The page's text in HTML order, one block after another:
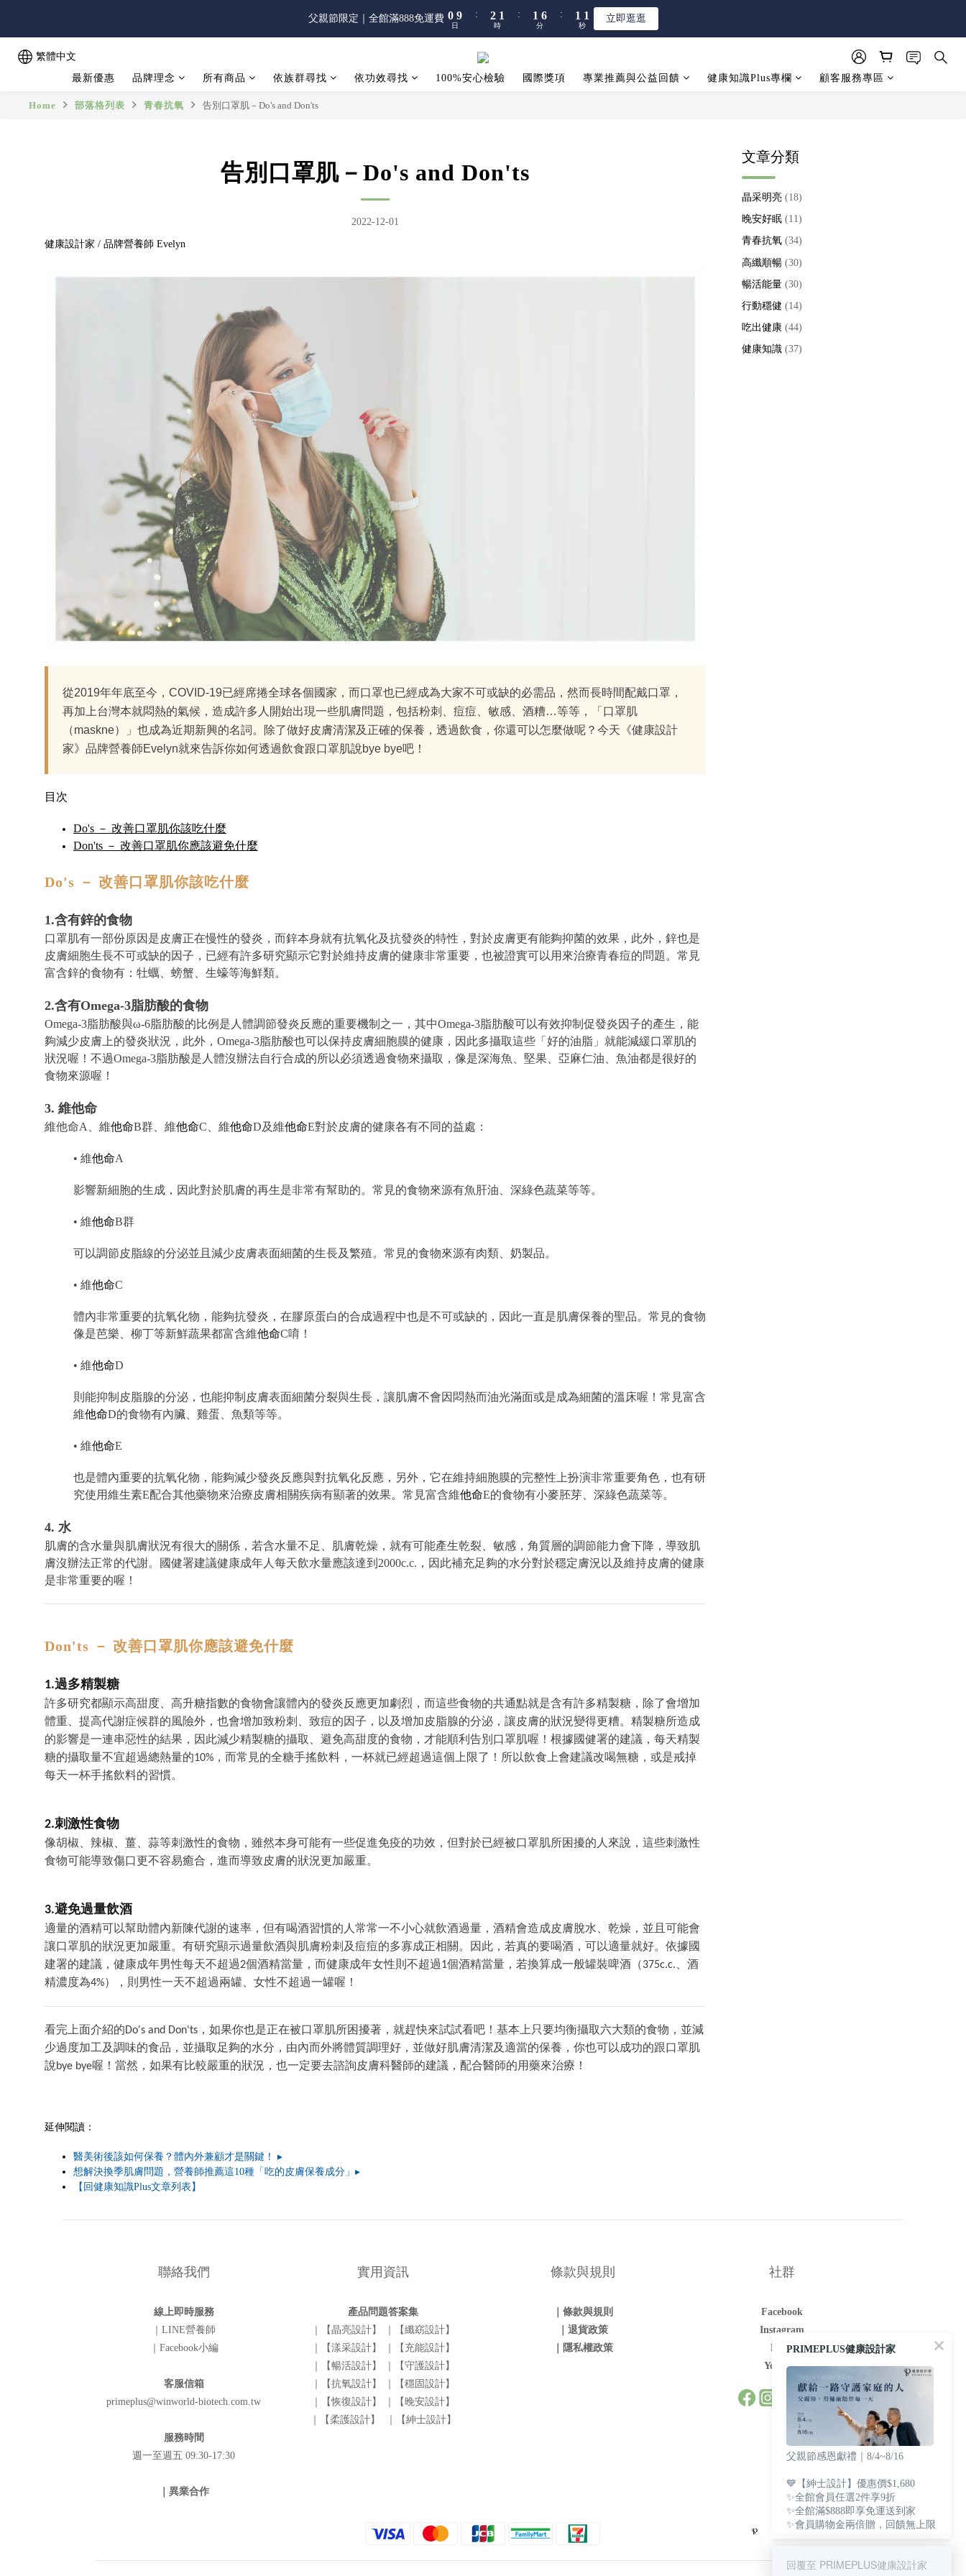
父親節限定｜全館滿888免運費 0 9
8
5
日
:
2
1
1
0
時
:
1
0
6
5
2
分
:
1
0
0
秒
立即逛逛
父親節限定｜全館滿888免運費 0 9
8
5
日
:
2
1
1
0
時
:
1
0
6
5
2
分
:
1
0
0
秒
立即逛逛
【限時】全館指定商品 任選 2件9折
5
4
1
4
7
6
3
6
5
2
6
5
2 7
6
5
5
4
1
繁體中文
最新優惠
品牌理念 所有商品 依族群尋找 依功效尋找 100%安心檢驗 國際獎項 專業推薦與公益回饋 健康知識Plus專欄 顧客服務專區
Home 部落格列表 青春抗氧 告別口罩肌－Do's and Don'ts
告別口罩肌－Do's and Don'ts
2022-12-01
健康設計家 / 品牌營養師 Evelyn
從2019年年底至今，COVID-19已經席捲全球各個國家，而口罩也已經成為大家不可或缺的必需品，然而長時間配戴口罩，
再加上台灣本就悶熱的氣候，造成許多人開始出現一些肌膚問題，包括粉刺、痘痘、敏感、酒糟…等等，「口罩肌
（maskne）」也成為近期新興的名詞。除了做好皮膚清潔及正確的保養，透過飲食，你還可以怎麼做呢？今天《健康設計
家》品牌營養師Evelyn就來告訴你如何透過飲食跟口罩肌說bye bye吧！
目次
Do's － 改善口罩肌你該吃什麼
Don'ts － 改善口罩肌你應該避免什麼
Do's － 改善口罩肌你該吃什麼
1.含有鋅的食物
口罩肌有一部份原因是皮膚正在慢性的發炎，而鋅本身就有抗氧化及抗發炎的特性，對於皮膚更有能夠抑菌的效果，此外，鋅也是
皮膚細胞生長不可或缺的因子，已經有許多研究顯示它對於維持皮膚的健康非常重要，也被證實可以用來治療青春痘的問題。常見
富含鋅的食物有：牡蠣、螃蟹、生蠔等海鮮類。
2.含有Omega-3脂肪酸的食物
Omega-3脂肪酸與ω-6脂肪酸的比例是人體調節發炎反應的重要機制之一，其中Omega-3脂肪酸可以有效抑制促發炎因子的產生，能
夠減少皮膚上的發炎狀況，此外，Omega-3脂肪酸也可以保持皮膚細胞膜的健康，因此多攝取這些「好的油脂」就能減緩口罩肌的
狀況喔！不過Omega-3脂肪酸是人體沒辦法自行合成的所以必須透過食物來攝取，像是深海魚、堅果、亞麻仁油、魚油都是很好的
食物來源喔！
3. 維他命
維他命A、維他命B群、維他命C、維他命D及維他命E對於皮膚的健康各有不同的益處：
• 維他命A
影響新細胞的生成，因此對於肌膚的再生是非常有幫助的。常見的食物來源有魚肝油、深綠色蔬菜等等。
• 維他命B群
可以調節皮脂線的分泌並且減少皮膚表面細菌的生長及繁殖。常見的食物來源有肉類、奶製品。
• 維他命C
體內非常重要的抗氧化物，能夠抗發炎，在膠原蛋白的合成過程中也是不可或缺的，因此一直是肌膚保養的聖品。常見的食物
像是芭樂、柳丁等新鮮蔬果都富含維他命C唷！
• 維他命D
則能抑制皮脂腺的分泌，也能抑制皮膚表面細菌分裂與生長，讓肌膚不會因悶熱而油光滿面或是成為細菌的溫床喔！常見富含
維他命D的食物有內臟、雞蛋、魚類等等。
• 維他命E
也是體內重要的抗氧化物，能夠減少發炎反應與對抗氧化反應，另外，它在維持細胞膜的完整性上扮演非常重要角色，也有研
究使用維生素E配合其他藥物來治療皮膚相關疾病有顯著的效果。常見富含維他命E的食物有小麥胚芽、深綠色蔬菜等。
4. 水
肌膚的含水量與肌膚狀況有很大的關係，若含水量不足、肌膚乾燥，就有可能產生乾裂、敏感，角質層的調節能力會下降，導致肌
膚沒辦法正常的代謝。國健署建議健康成年人每天飲水量應該達到2000c.c.，因此補充足夠的水分對於穩定膚況以及維持皮膚的健康
是非常重要的喔！
Don'ts － 改善口罩肌你應該避免什麼
1.過多精製糖
許多研究都顯示高甜度、高升糖指數的食物會讓體內的發炎反應更加劇烈，而這些食物的共通點就是含有許多精製糖，除了會增加
體重、提高代謝症候群的風險外，也會增加致粉刺、致痘的因子，以及增加皮脂腺的分泌，讓皮膚的狀況變得更糟。精製糖所造成
的影響是一連串惡性的結果，因此減少精製糖的攝取、避免高甜度的食物，才能順利告別口罩肌喔！根據國健署的建議，每天精製
糖的攝取量不宜超過總熱量的10%，而常見的全糖手搖飲料，一杯就已經超過這個上限了！所以飲食上會建議改喝無糖，或是戒掉
每天一杯手搖飲料的習慣。
2.刺激性食物
像胡椒、辣椒、薑、蒜等刺激性的食物，雖然本身可能有一些促進免疫的功效，但對於已經被口罩肌所困擾的人來說，這些刺激性
食物可能導致傷口更不容易癒合，進而導致皮膚的狀況更加嚴重。
3.避免過量飲酒
適量的酒精可以幫助體內新陳代謝的速率，但有喝酒習慣的人常常一不小心就飲酒過量，酒精會造成皮膚脫水、乾燥，並且可能會
讓口罩肌的狀況更加嚴重。有研究顯示過量飲酒與肌膚粉刺及痘痘的多寡成正相關。因此，若真的要喝酒，可以適量就好。依據國
建署的建議，健康成年男性每天不超過2個酒精當量，而健康成年女性則不超過1個酒精當量，若換算成一般罐裝啤酒（375c.c.、酒
精濃度為4%），則男性一天不超過兩罐、女性不超過一罐喔！
看完上面介紹的Do's and Don'ts，如果你也是正在被口罩肌所困擾著，就趕快來試試看吧！基本上只要均衡攝取六大類的食物，並減
少過度加工及調味的食品，並攝取足夠的水分，由內而外將體質調理好，並做好肌膚清潔及適當的保養，你也可以成功的跟口罩肌
說bye bye喔！當然，如果有比較嚴重的狀況，也一定要去諮詢皮膚科醫師的建議，配合醫師的用藥來治療！
延伸閱讀：
醫美術後該如何保養？體內外兼顧才是關鍵！ ▸
想解決換季肌膚問題，營養師推薦這10種「吃的皮膚保養成分」▸
【回健康知識Plus文章列表】
文章分類
晶采明亮 (18)
晚安好眠 (11)
青春抗氧 (34)
高纖順暢 (30)
暢活能量 (30)
行動穩健 (14)
吃出健康 (44)
健康知識 (37)
聯絡我們
線上即時服務
｜LINE營養師
｜Facebook小編
客服信箱
primeplus@winworld-biotech.com.tw
服務時間
週一至週五 09:30-17:30
｜異業合作
實用資訊
產品問題答案集
｜【晶亮設計】
｜【纖窈設計】
｜【漾采設計】
｜【充能設計】
｜【暢活設計】
｜【守護設計】
｜【抗氧設計】
｜【穩固設計】
｜【恢復設計】
｜【晚安設計】
｜【柔護設計】
｜【紳士設計】
條款與規則
｜條款與規則
｜退貨政策
｜隱私權政策
社群
Facebook
Instagram
LINE
Youtube
PRIMEPLUS健康設計家
父親節感恩獻禮｜8/4~8/16
💙【紳士設計】優惠價$1,680
✨全館會員任選2件享9折
✨全館滿$888即享免運送到家
✨會員購物金兩倍贈，回饋無上限
回覆至 PRIMEPLUS健康設計家